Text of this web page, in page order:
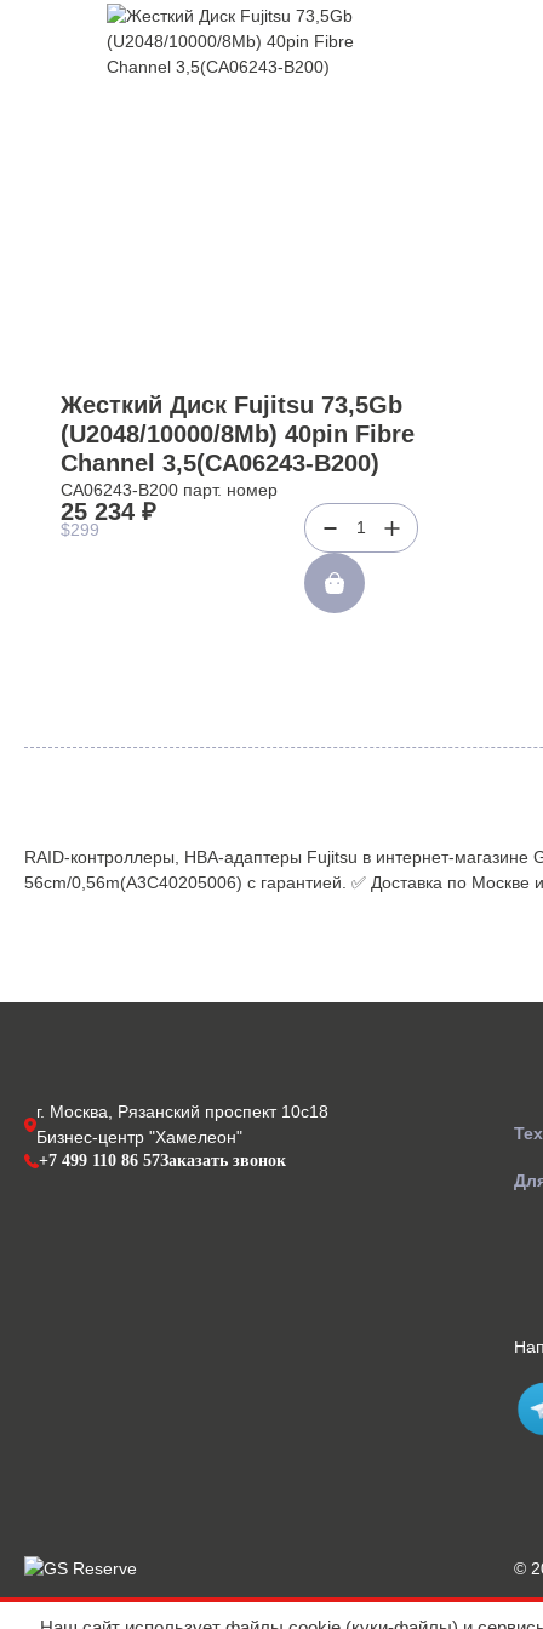
Жесткий Диск Fujitsu 73,5Gb
(U2048/10000/8Mb) 40pin Fibre
Channel 3,5(CA06243-B200)
CA06243-B200 парт. номер
25 234 ₽
$299 1
RAID-контроллеры, HBA-адаптеры Fujitsu в интернет-
56cm/0,56m(A3C40205006) с гарантией. ✅ Доставка по
г. Москва, Рязанский проспект 10с18
Бизнес-центр "Хамелеон"
+7 499 110 86 57Заказать звонок
©